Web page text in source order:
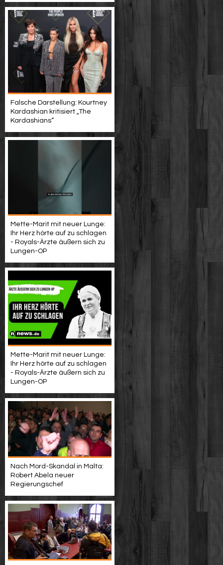
Falsche Darstellung: Kourtney
Kardashian kritisiert „The
Kardashians“
Mette-Marit mit neuer Lunge:
Ihr Herz hörte auf zu schlagen
- Royals-Ärzte äußern sich zu
Lungen-OP
Mette-Marit mit neuer Lunge:
Ihr Herz hörte auf zu schlagen
- Royals-Ärzte äußern sich zu
Lungen-OP
Nach Mord-Skandal in Malta:
Robert Abela neuer
Regierungschef